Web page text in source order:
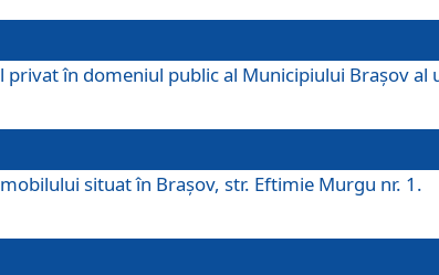
în domeniul public al Municipiului Braşov al
situat în Braşov, str. Eftimie Murgu nr. 1.